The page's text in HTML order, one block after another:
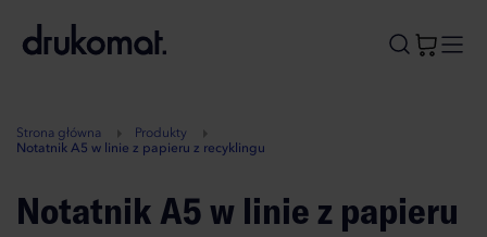
A
Strona główna
Produkty
Notatnik A5 w linie z papieru z recyklingu
Notatnik A5 w linie z papieru